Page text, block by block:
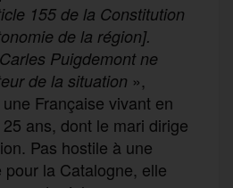
155 de la Constitution
de la région].
Puigdemont ne
de la situation »,
Française vivant en
ans, dont le mari dirige
Pas hostile à une
la Catalogne, elle